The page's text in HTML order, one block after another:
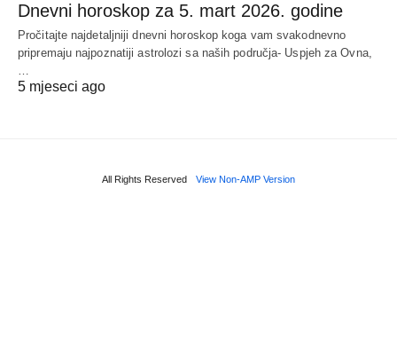
Dnevni horoskop za 5. mart 2026. godine
Pročitajte najdetaljniji dnevni horoskop koga vam svakodnevno
pripremaju najpoznatiji astrolozi sa naših područja- Uspjeh za Ovna,
5 mjeseci ago
All Rights Reserved View Non-AMP Version